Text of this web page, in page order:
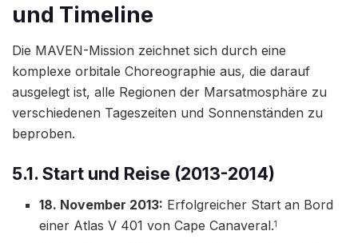
und Timeline
Die MAVEN-Mission zeichnet sich durch eine
komplexe orbitale Choreographie aus, die darauf
ausgelegt ist, alle Regionen der Marsatmosphäre zu
verschiedenen Tageszeiten und Sonnenständen zu
beproben.
5.1. Start und Reise (2013-2014)
18. November 2013: Erfolgreicher Start an Bord
einer Atlas V 401 von Cape Canaveral.1